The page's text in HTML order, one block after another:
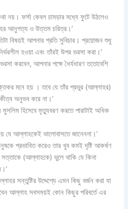
নয়। ফর্সা কেবল চামড়ার মধ্যে ফুটে উঠলেও
আনুগত্য ও উত্তম চরিত্র।’
বিষয়ই আপনার প্রতি সুবিচার। প্রয়োজন শুধু
হওয়া এবং তাঁরই উপর ভরসা করা।’
করবেন, আপনার পক্ষে ধৈর্যধারণ ততোবেশি
মনে হয় । তবে যে তাঁর প্রভুর (আল্লাহর)
অনুভব করে না।’
মুসলিম হিসেবে মৃত্যুবরণ করতে পারাটাই অধিক
যে আল্লাহকেই ভালোবাসতে জানেননা।’
প্রভাবিত করেও তার খুব কমই দৃষ্টি আকর্ষণ
(আল্লাহকে) ভুলে থাকি যে কিনা
সন্তুষ্টির উদ্দেশ্যে এমন কিছু বর্জন করা যা
আল্লাহ সবসময়ই কোন কিছুর পরিবর্তে এর